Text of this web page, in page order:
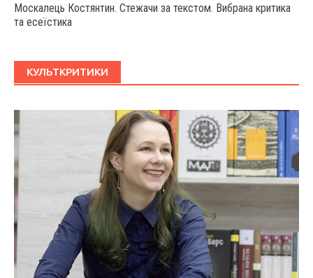
Москалець Костянтин. Стежачи за текстом. Вибрана критика
та есеїстика
КУЛЬТКРИТИКИ